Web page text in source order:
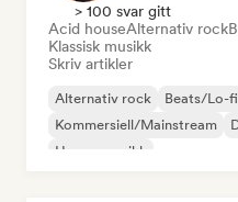
> 100 svar gitt
Acid houseAlternativ rock
Klassisk musikk
Skriv artikler
Alternativ rock Beats/Lo-fi
Kommersiell/Mainstream
House-musikk